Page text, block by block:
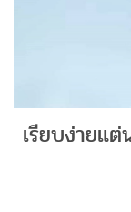
เรียบง่ายแ